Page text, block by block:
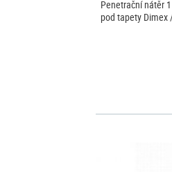
Penetrační nátěr
pod tapety Dimex